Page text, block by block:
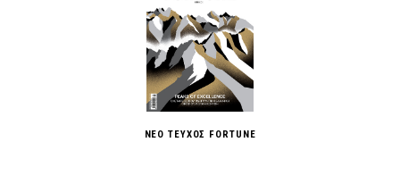
ΝΕΟ ΤΕΥΧΟΣ FORTUNE